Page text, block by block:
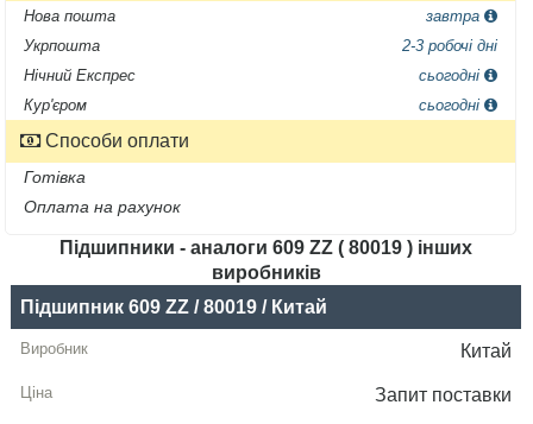
Нова пошта
завтра
Укрпошта
2-3 робочі дні
Нічний Експрес
сьогодні
Кур'єром
сьогодні
Способи оплати
Готівка
Оплата на рахунок
Підшипники - аналоги 609 ZZ ( 80019 ) інших
виробників
Назва
Виробник
Радіальний
Підшипник 609 ZZ / 80019 / Китай
Китай
Запит поставки